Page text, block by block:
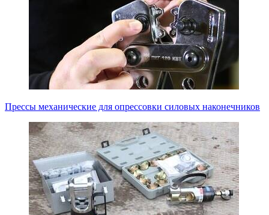
Прессы механические для опрессовки силовых наконечников